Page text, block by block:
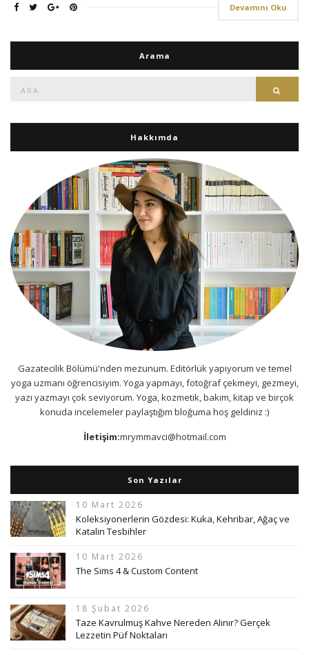
Devamını Oku
Arama
Hakkımda
Gazatecilik Bölümü'nden mezunum. Editörlük yapıyorum ve temel
yoga uzmanı öğrencisiyim. Yoga yapmayı, fotoğraf çekmeyi, gezmeyi,
yazı yazmayı çok seviyorum. Yoga, kozmetik, bakım, kitap ve birçok
konuda incelemeler paylaştığım bloğuma hoş geldiniz :)
İletişim:mrymmavci@hotmail.com
Son Yazılar
10 Mart 2026
Koleksiyonerlerin Gözdesi: Kuka, Kehribar, Ağaç ve
Katalin Tesbihler
10 Mart 2026
The Sims 4 & Custom Content
18 Şubat 2026
Taze Kavrulmuş Kahve Nereden Alınır? Gerçek
Lezzetin Püf Noktaları